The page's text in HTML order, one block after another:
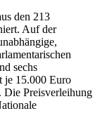
den 213
Auf der
sechs
je 15.000 Euro
Die Preisverleihung